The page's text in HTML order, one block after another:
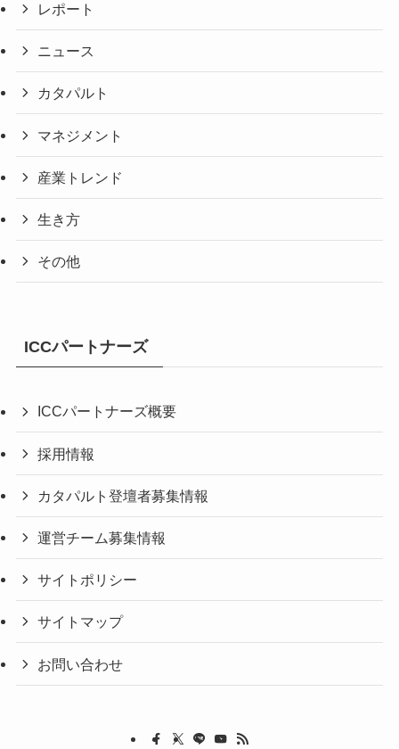
レポート
ニュース
カタパルト
マネジメント
産業トレンド
生き方
その他
ICCパートナーズ
ICCパートナーズ概要
採用情報
カタパルト登壇者募集情報
運営チーム募集情報
サイトポリシー
サイトマップ
お問い合わせ